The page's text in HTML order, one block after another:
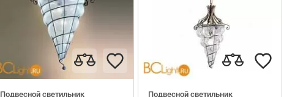
Подвесной светильник
Подвесной светильник